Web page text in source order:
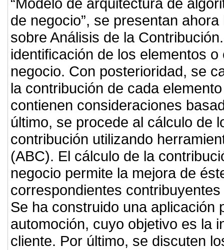
“Modelo de arquitectura de
de negocio”, se presentan
sobre Análisis de la
identificación de los elementos
negocio. Con posterioridad, se
la contribución de cada
contienen consideraciones
último, se procede al cálculo de
contribución utilizando
(ABC). El cálculo de la
negocio permite la mejora de
correspondientes
Se ha construido una aplicación
automoción, cuyo objetivo es la
cliente. Por último, se discuten